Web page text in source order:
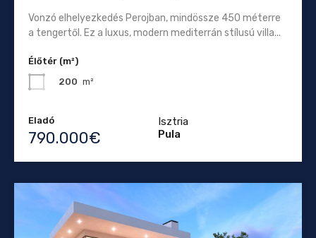
Vonzó elhelyezkedés Perojban, mindössze 450 méterre
a tengertől. Ez a luxus, modern mediterrán stílusú villa...
Élőtér (m²)
200 m²
Eladó
790.000€
Isztria
Pula